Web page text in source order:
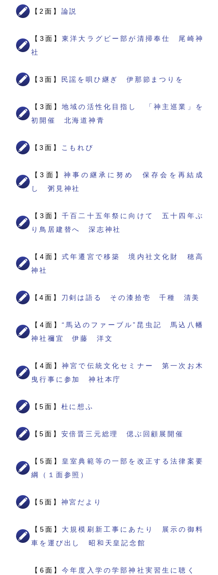
【2面】 論説
【3面】東洋大ラグビー部が清掃奉仕 尾崎神
社
【3面】 民謡を唄ひ継ぎ 伊那節まつりを
【3面】地域の活性化目指し 「神主巡業」を
初開催 北海道神青
【3面】 こもれび
【3面】 神事の継承に努め 保存会を再結成
し 粥見神社
【3面】千百二十五年祭に向けて 五十四年ぶ
り鳥居建替へ 深志神社
【4面】式年遷宮で移築 境内社文化財 穂高
神社
【4面】 刀剣は語る その漆拾壱 千種 清美
【4面】“馬込のファーブル”昆虫記 馬込八幡
神社禰宜 伊藤 洋文
【4面】神宮で伝統文化セミナー 第一次お木
曳行事に参加 神社本庁
【5面】 杜に想ふ
【5面】 安倍晋三元総理 偲ぶ回顧展開催
【5面】 皇室典範等の一部を改正する法律案要
綱（１面参照）
【5面】 神宮だより
【5面】 大規模刷新工事にあたり 展示の御料
車を運び出し 昭和天皇記念館
【6面】今年度入学の学部神社実習生に聴く